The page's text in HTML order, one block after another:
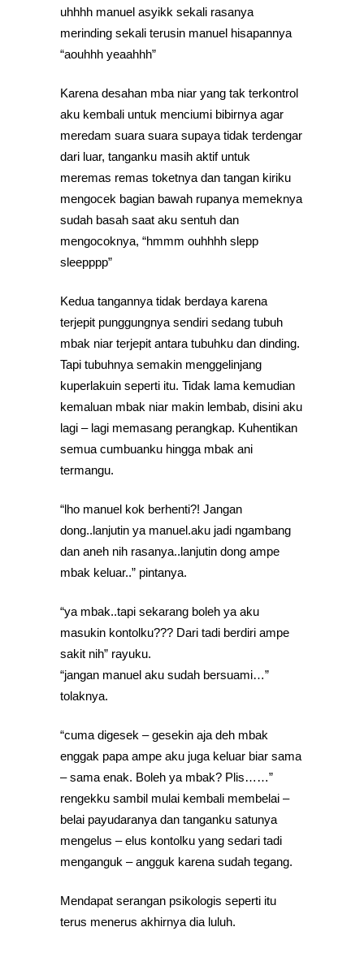
uhhhh manuel asyikk sekali rasanya
merinding sekali terusin manuel hisapannya
“aouhhh yeaahhh”
Karena desahan mba niar yang tak terkontrol
aku kembali untuk menciumi bibirnya agar
meredam suara suara supaya tidak terdengar
dari luar, tanganku masih aktif untuk
meremas remas toketnya dan tangan kiriku
mengocek bagian bawah rupanya memeknya
sudah basah saat aku sentuh dan
mengocoknya, “hmmm ouhhhh slepp
sleepppp”
Kedua tangannya tidak berdaya karena
terjepit punggungnya sendiri sedang tubuh
mbak niar terjepit antara tubuhku dan dinding.
Tapi tubuhnya semakin menggelinjang
kuperlakuin seperti itu. Tidak lama kemudian
kemaluan mbak niar makin lembab, disini aku
lagi – lagi memasang perangkap. Kuhentikan
semua cumbuanku hingga mbak ani
termangu.
“lho manuel kok berhenti?! Jangan
dong..lanjutin ya manuel.aku jadi ngambang
dan aneh nih rasanya..lanjutin dong ampe
mbak keluar..” pintanya.
“ya mbak..tapi sekarang boleh ya aku
masukin kontolku??? Dari tadi berdiri ampe
sakit nih” rayuku.
“jangan manuel aku sudah bersuami…”
tolaknya.
“cuma digesek – gesekin aja deh mbak
enggak papa ampe aku juga keluar biar sama
– sama enak. Boleh ya mbak? Plis……”
rengekku sambil mulai kembali membelai –
belai payudaranya dan tanganku satunya
mengelus – elus kontolku yang sedari tadi
menganguk – angguk karena sudah tegang.
Mendapat serangan psikologis seperti itu
terus menerus akhirnya dia luluh.